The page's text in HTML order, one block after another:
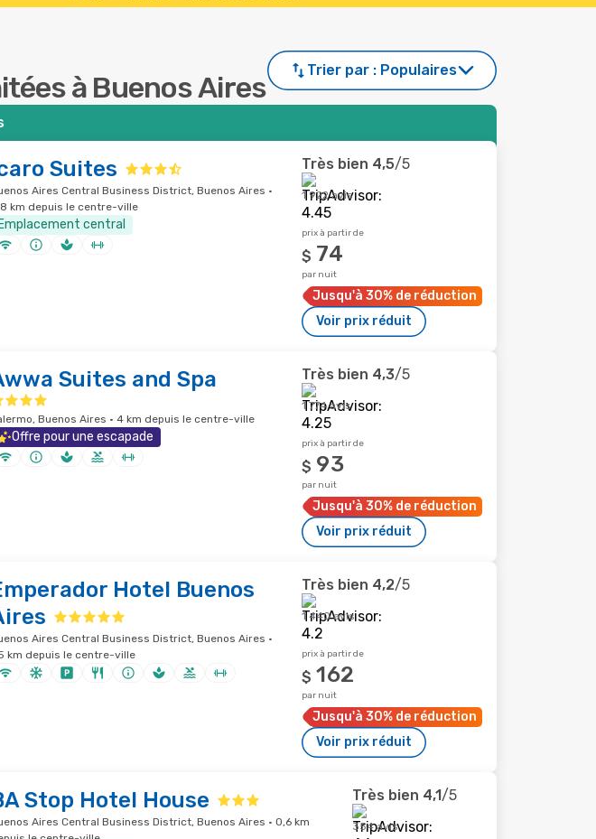
à Buenos Aires
Trier par : Populaires
Suites
Aires Central Business District, Buenos Aires ·
km depuis le centre-ville
Emplacement central
Très bien 4,5/5
1 922 avis
prix à partir de
$ 74
par nuit
Jusqu'à 30% de réduction
Voir prix réduit
Suites and Spa
Buenos Aires · 4 km depuis le centre-ville
Offre pour une escapade
Très bien 4,3/5
1 774 avis
prix à partir de
$ 93
par nuit
Jusqu'à 30% de réduction
Voir prix réduit
Hotel Buenos
Aires Central Business District, Buenos Aires ·
km depuis le centre-ville
Très bien 4,2/5
1 440 avis
prix à partir de
$ 162
par nuit
Jusqu'à 30% de réduction
Voir prix réduit
Stop Hotel House
Aires Central Business District, Buenos Aires · 0,6 km
Très bien 4,1/5
354 avis